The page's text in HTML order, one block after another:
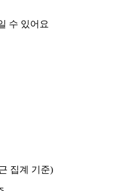
수 있어요
집계 기준)